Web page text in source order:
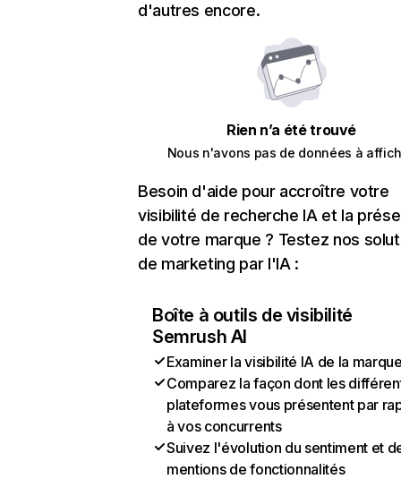
d'autres encore.
Rien n’a été trouvé
Nous n'avons pas de données à
Besoin d'aide pour accroître votre
visibilité de recherche IA et la
de votre marque ? Testez nos
de marketing par l'IA :
Boîte à outils de visibilité
Semrush AI
Examiner la visibilité IA de la
Comparez la façon dont les
plateformes vous présentent par
à vos concurrents
Suivez l'évolution du sentiment et
mentions de fonctionnalités